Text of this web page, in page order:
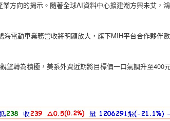
方向的揭示。隨著全球AI資料中心擴建潮方興未艾，
電動車業務營收將明顯放大，旗下MIH平台合作夥伴
轉為積極，美系外資近期將目標價一口氣調升至